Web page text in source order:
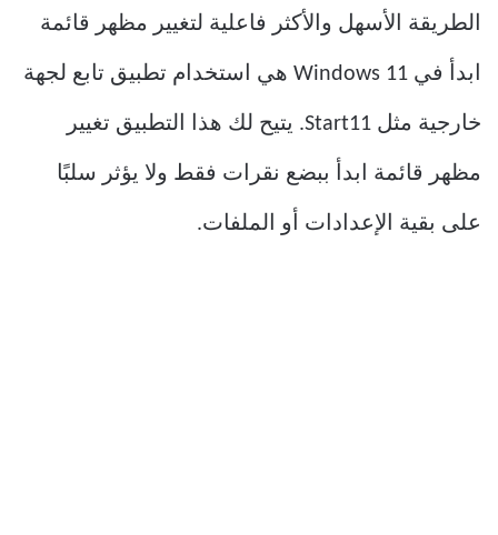
الطريقة الأسهل والأكثر فاعلية لتغيير مظهر قائمة
ابدأ في Windows 11 هي استخدام تطبيق تابع لجهة
خارجية مثل Start11. يتيح لك هذا التطبيق تغيير
مظهر قائمة ابدأ ببضع نقرات فقط ولا يؤثر سلبًا
على بقية الإعدادات أو الملفات.